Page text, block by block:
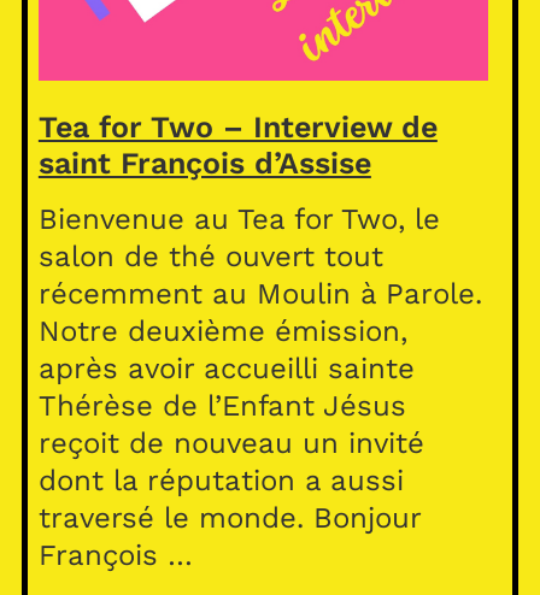
Tea for Two – Interview de
saint François d’Assise
Bienvenue au Tea for Two, le
salon de thé ouvert tout
récemment au Moulin à Parole.
Notre deuxième émission,
après avoir accueilli sainte
Thérèse de l’Enfant Jésus
reçoit de nouveau un invité
dont la réputation a aussi
traversé le monde. Bonjour
François …